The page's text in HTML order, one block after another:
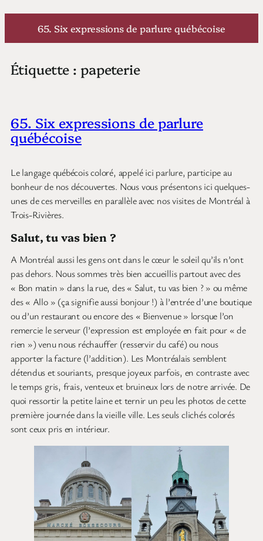
Aller
65. Six expressions de parlure québécoise
Étiquette : papeterie
65. Six expressions de parlure
québécoise
Le langage québécois coloré, appelé ici parlure, participe au
bonheur de nos découvertes. Nous vous présentons ici quelques-
unes de ces merveilles en parallèle avec nos visites de Montréal à
Trois-Rivières.
Salut, tu vas bien ?
A Montréal aussi les gens ont dans le cœur le soleil qu’ils n’ont
pas dehors. Nous sommes très bien accueillis partout avec des
« Bon matin » dans la rue, des « Salut, tu vas bien ? » ou même
des « Allo » (ça signifie aussi bonjour !) à l’entrée d’une boutique
ou d’un restaurant ou encore des « Bienvenue » lorsque l’on
remercie le serveur (l’expression est employée en fait pour « de
rien ») venu nous réchauffer (resservir du café) ou nous
apporter la facture (l’addition). Les Montréalais semblent
détendus et souriants, presque joyeux parfois, en contraste avec
le temps gris, frais, venteux et bruineux lors de notre arrivée. De
quoi ressortir la petite laine et ternir un peu les photos de cette
première journée dans la vieille ville. Les seuls clichés colorés
sont ceux pris en intérieur.